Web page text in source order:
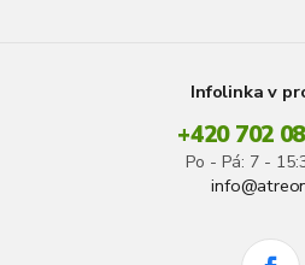
Infolinka v
+420 702
Po - Pá: 7 -